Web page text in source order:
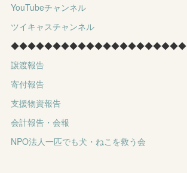
YouTubeチャンネル
ツイキャスチャンネル
◆◆◆◆◆◆◆◆◆◆◆◆◆◆◆◆◆◆◆◆◆
譲渡報告
寄付報告
支援物資報告
会計報告・会報
NPO法人一匹でも犬・ねこを救う会